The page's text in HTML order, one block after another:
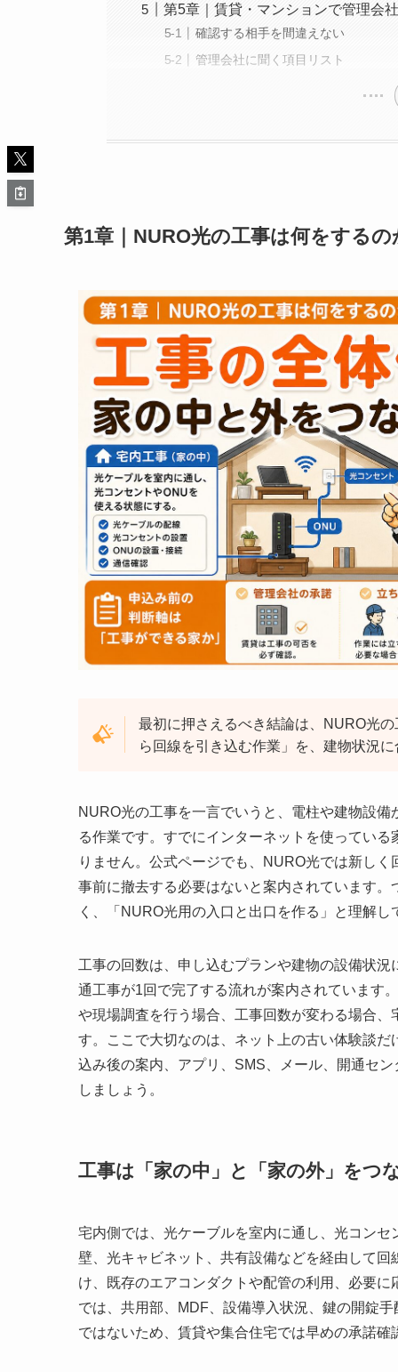
第5章｜賃貸・マンションで管理会
確認する相手を間違えない
管理会社に聞く項目リスト
第1章｜NURO光の工事は何をするの
最初に押さえるべき結論は、NURO光
ら回線を引き込む作業」を、建物状況
NURO光の工事を一言でいうと、電柱や建物設
る作業です。すでにインターネットを使ってい
りません。公式ページでも、NURO光では新し
事前に撤去する必要はないと案内されています
く、「NURO光用の入口と出口を作る」と理解
工事の回数は、申し込むプランや建物の設備状
通工事が1回で完了する流れが案内されています
や現場調査を行う場合、工事回数が変わる場合
す。ここで大切なのは、ネット上の古い体験談
込み後の案内、アプリ、SMS、メール、開通セ
しましょう。
工事は「家の中」と「家の外」をつ
宅内側では、光ケーブルを室内に通し、光コン
壁、光キャビネット、共有設備などを経由して
け、既存のエアコンダクトや配管の利用、必要
では、共用部、MDF、設備導入状況、鍵の開錠
ではないため、賃貸や集合住宅では早めの承諾確